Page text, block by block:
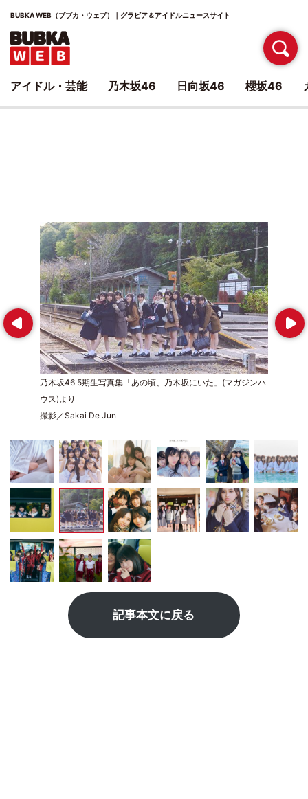
BUBKA WEB（ブブカ・ウェブ）｜グラビア＆アイドルニュースサイト
Prev
乃木坂46 5期生写真集「あの頃、乃木坂にいた」(マガジンハ
ウス)より
撮影／Sakai De Jun
Next
記事本文に戻る
アイドル・芸能 乃木坂46 日向坂46 櫻坂46